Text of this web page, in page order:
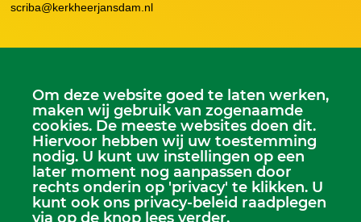
Zondagse dienst:
Dorpskerk, elke zondag 9.30 uur
Kijfhoekkerk, om de week 15.00 uur
Dorpskerk, Molenweg 8, 2995 BL Heerjansdam.
Postbus 92, 2995 ZJ Heerjansdam
scriba@kerkheerjansdam.nl
Om deze website goed te laten werken,
maken wij gebruik van zogenaamde
cookies. De meeste websites doen dit.
Hiervoor hebben wij uw toestemming
nodig. U kunt uw instellingen op een
later moment nog aanpassen door
rechts onderin op 'privacy' te klikken. U
kunt ook ons privacy-beleid raadplegen
via op de knop lees verder.